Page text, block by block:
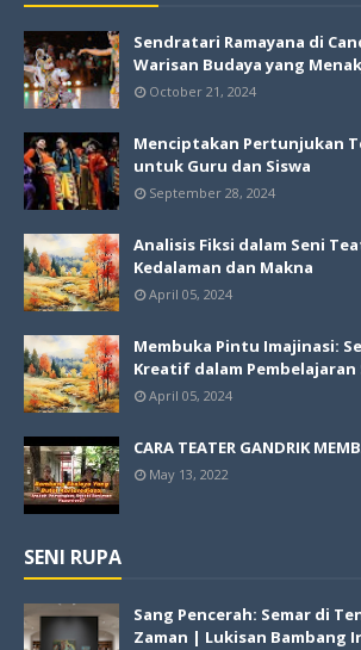
Sendratari Ramayana di
Warisan Budaya yang
October 21, 2024
Menciptakan Pertunjukan
untuk Guru dan Siswa
September 28, 2024
Analisis Fiksi dalam Seni
Kedalaman dan Makna
April 05, 2024
Membuka Pintu Imajinasi:
Kreatif dalam Pembelajaran
April 05, 2024
CARA TEATER GANDRIK
May 13, 2022
SENI RUPA
Sang Pencerah: Semar di
Zaman | Lukisan Bambang